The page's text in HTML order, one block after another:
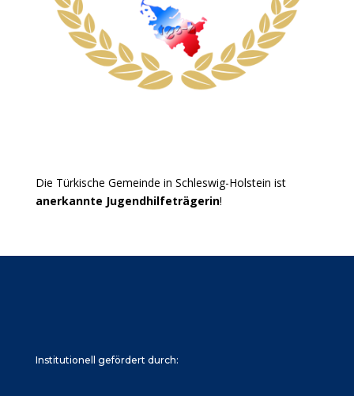
Die Türkische Gemeinde in Schleswig-Holstein ist
anerkannte Jugendhilfeträgerin!
Institutionell gefördert durch: